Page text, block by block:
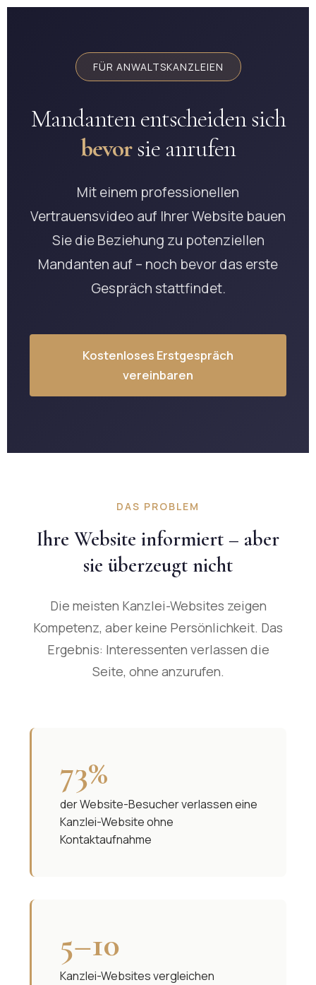
FÜR ANWALTSKANZLEIEN
Mandanten entscheiden sich
bevorsie anrufen
Mit einem professionellen
Vertrauensvideo auf Ihrer Website bauen
Sie die Beziehung zu potenziellen
Mandanten auf – noch bevor das erste
Gespräch stattfindet.
Kostenloses Erstgespräch
vereinbaren
DAS PROBLEM
Ihre Website informiert – aber
sie überzeugt nicht
Die meisten Kanzlei-Websites zeigen
Kompetenz, aber keine Persönlichkeit. Das
Ergebnis: Interessenten verlassen die
Seite, ohne anzurufen.
73%
der Website-Besucher verlassen eine
Kanzlei-Website ohne
Kontaktaufnahme
5–10
Kanzlei-Websites vergleichen